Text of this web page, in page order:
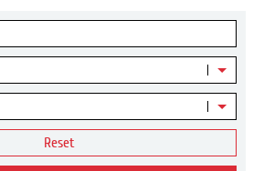
Reset